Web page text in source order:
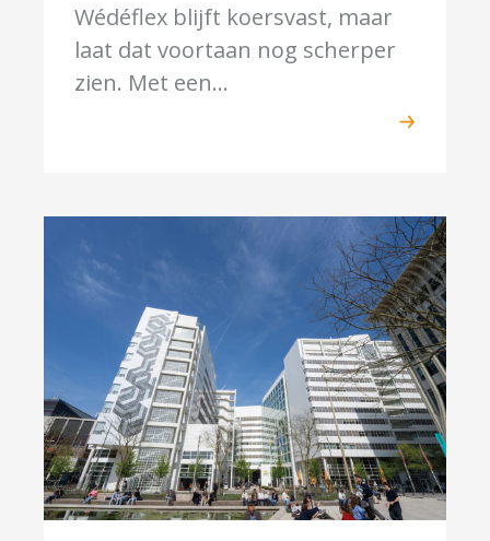
Wédéflex blijft koersvast, maar
laat dat voortaan nog scherper
zien. Met een...